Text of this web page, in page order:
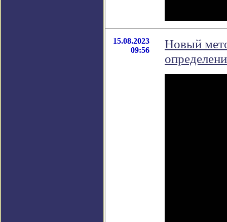
15.08.2023
09:56
Новый